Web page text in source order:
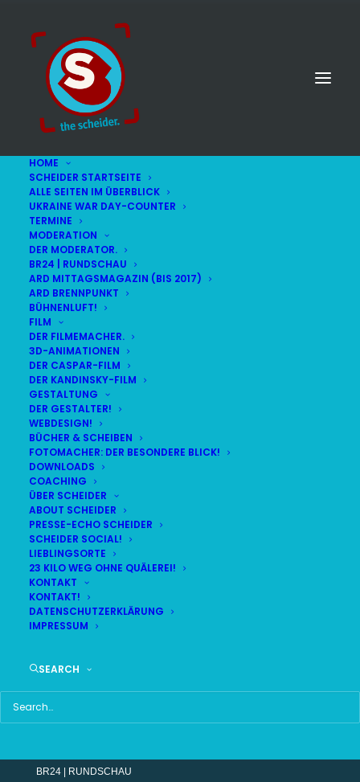
HOME
SCHEIDER STARTSEITE
ALLE SEITEN IM ÜBERBLICK
UKRAINE WAR DAY-COUNTER
TERMINE
MODERATION
DER MODERATOR.
BR24 | RUNDSCHAU
ARD MITTAGSMAGAZIN (BIS 2017)
ARD BRENNPUNKT
BÜHNENLUFT!
FILM
DER FILMEMACHER.
3D-ANIMATIONEN
DER CASPAR-FILM
DER KANDINSKY-FILM
GESTALTUNG
DER GESTALTER!
WEBDESIGN!
BÜCHER & SCHEIBEN
FOTOMACHER: DER BESONDERE BLICK!
DOWNLOADS
COACHING
ÜBER SCHEIDER
ABOUT SCHEIDER
PRESSE-ECHO SCHEIDER
SCHEIDER SOCIAL!
LIEBLINGSORTE
23 KILO WEG OHNE QUÄLEREI!
KONTAKT
KONTAKT!
DATENSCHUTZERKLÄRUNG
IMPRESSUM
SEARCH
© STEFAN SCHEIDER
LIVE(alle Termine
DEMNÄCHST:
SA
08
AUG
BR24 | 18.30 UHR
BR MÜNCHEN FREIMANN
HAUPTMENÜ
SCHEIDER STARTSEITE
UKRAINE WAR DAY-COUNTER
TERMINE
BR24 | RUNDSCHAU